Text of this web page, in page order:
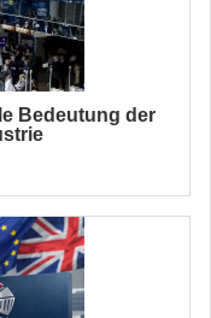
Bedeutung der